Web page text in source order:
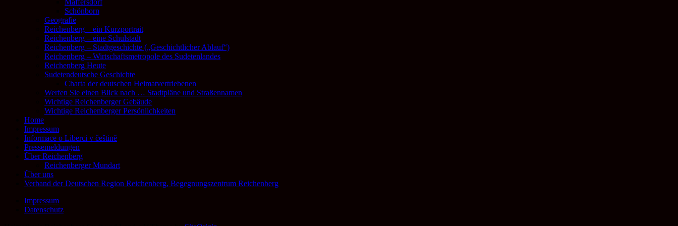
Maffersdorf
Schönborn
Geografie
Reichenberg – ein Kurzportrait
Reichenberg – eine Schulstadt
Reichenberg – Stadtgeschichte („Geschichtlicher Ablauf“)
Reichenberg – Wirtschaftsmetropole des Sudetenlandes
Reichenberg Heute
Sudetendeutsche Geschichte
Charta der deutschen Heimatvertriebenen
Werfen Sie einen Blick nach … Stadtpläne und Straßennamen
Wichtige Reichenberger Gebäude
Wichtige Reichenberger Persönlichkeiten
Home
Impressum
Informace o Liberci v češtině
Pressemeldungen
Über Reichenberg
Reichenberger Mundart
Über uns
Verband der Deutschen Region Reichenberg, Begegnungszentrum Reichenberg
Impressum
Datenschutz